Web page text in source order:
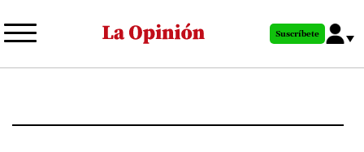
al
principal
Suscríbete